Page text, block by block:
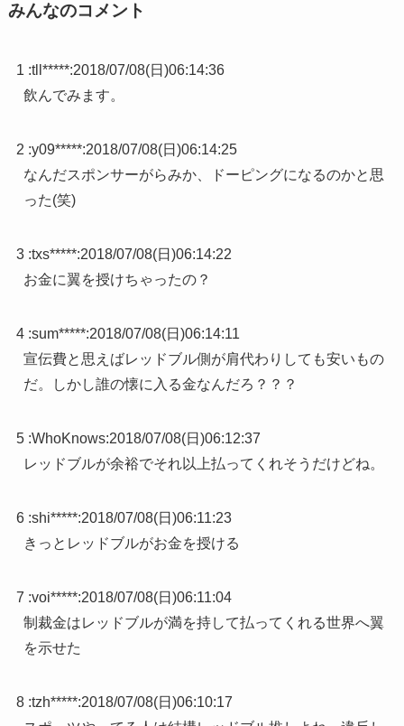
みんなのコメント
1 :tll*****:2018/07/08(日)06:14:36
飲んでみます。
2 :y09*****:2018/07/08(日)06:14:25
なんだスポンサーがらみか、ドーピングになるのかと思
った(笑)
3 :txs*****:2018/07/08(日)06:14:22
お金に翼を授けちゃったの？
4 :sum*****:2018/07/08(日)06:14:11
宣伝費と思えばレッドブル側が肩代わりしても安いもの
だ。しかし誰の懐に入る金なんだろ？？？
5 :WhoKnows:2018/07/08(日)06:12:37
レッドブルが余裕でそれ以上払ってくれそうだけどね。
6 :shi*****:2018/07/08(日)06:11:23
きっとレッドブルがお金を授ける
7 :voi*****:2018/07/08(日)06:11:04
制裁金はレッドブルが満を持して払ってくれる世界へ翼
を示せた
8 :tzh*****:2018/07/08(日)06:10:17